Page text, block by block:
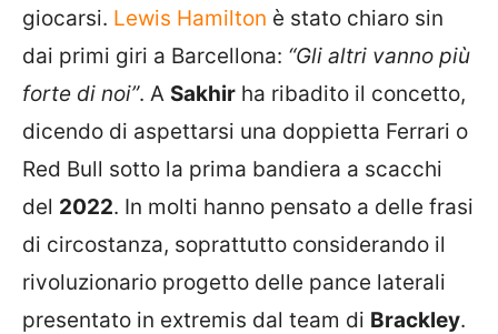
giocarsi. Lewis Hamilton è stato chiaro sin
dai primi giri a Barcellona: “Gli altri vanno più
forte di noi”. A Sakhir ha ribadito il concetto,
dicendo di aspettarsi una doppietta Ferrari o
Red Bull sotto la prima bandiera a scacchi
del 2022. In molti hanno pensato a delle frasi
di circostanza, soprattutto considerando il
rivoluzionario progetto delle pance laterali
presentato in extremis dal team di Brackley.